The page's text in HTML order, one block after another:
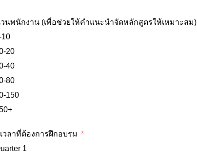
นพนักงาน (เพื่อช่วยให้คำแนะนำจัดหลักสูตรให้เหมาะสม)
10
20
40
80
150
วลาที่ต้องการฝึกอบรม
1